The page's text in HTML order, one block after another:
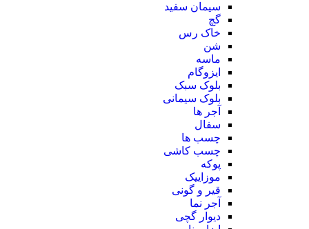
سیمان سفید
گچ
خاک رس
شن
ماسه
ایزوگام
بلوک سبک
بلوک سیمانی
آجر ها
سفال
چسب ها
چسب کاشی
پوکه
موزاییک
قیر و گونی
آجر نما
دیوار گچی